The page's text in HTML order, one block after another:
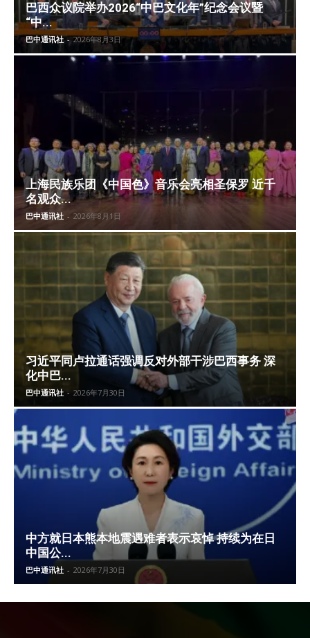
巴西众议院举办2026“中巴文化年”纪念会议暨
“中...
巴中通讯社 - 2026年8月3日
上海民族乐团《中国色》音乐会亮相圣保罗 近千
名观众...
巴中通讯社 - 2026年8月1日
习近平同卢拉通话强调反对外部干涉巴西事务 深
化中巴...
巴中通讯社 - 2026年7月30日
中方就日本熊本地震遇难者表示哀悼 持续为在日
中国公...
巴中通讯社 - 2026年7月30日